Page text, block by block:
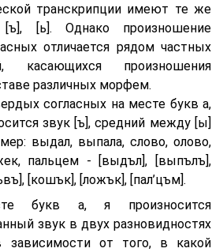
транскрипции имеют те же
[ъ], [ь]. Однако произношение
отличается рядом частных
касающихся произношения
различных морфем.
согласных на месте букв а,
звук [ъ], средний между [ы]
выдал, выпала, слово, олово,
пальцем - [выдъл], [выпълъ],
[кошък], [ложък], [пал’цъм].
букв а, я произносится
звук в двух разновидностях
от того, в какой